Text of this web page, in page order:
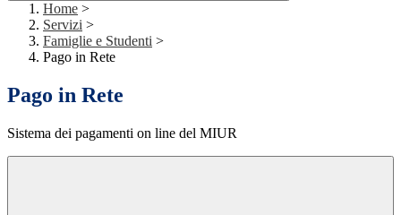
Home >
Servizi >
Famiglie e Studenti >
Pago in Rete
Pago in Rete
Sistema dei pagamenti on line del MIUR